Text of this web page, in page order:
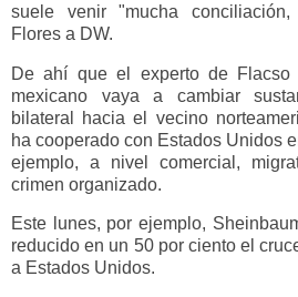
suele venir "mucha
Flores a DW.
De ahí que el experto de
mexicano vaya a cambiar
bilateral hacia el vecino
ha cooperado con Estados Unidos
ejemplo, a nivel comercial,
crimen organizado.
Este lunes, por ejemplo,
reducido en un 50 por ciento el
a Estados Unidos.